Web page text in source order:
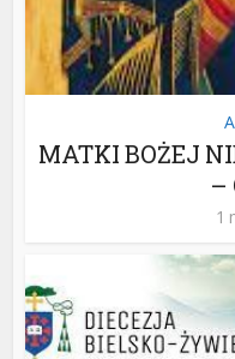
MATKI BOŻEJ
–
1